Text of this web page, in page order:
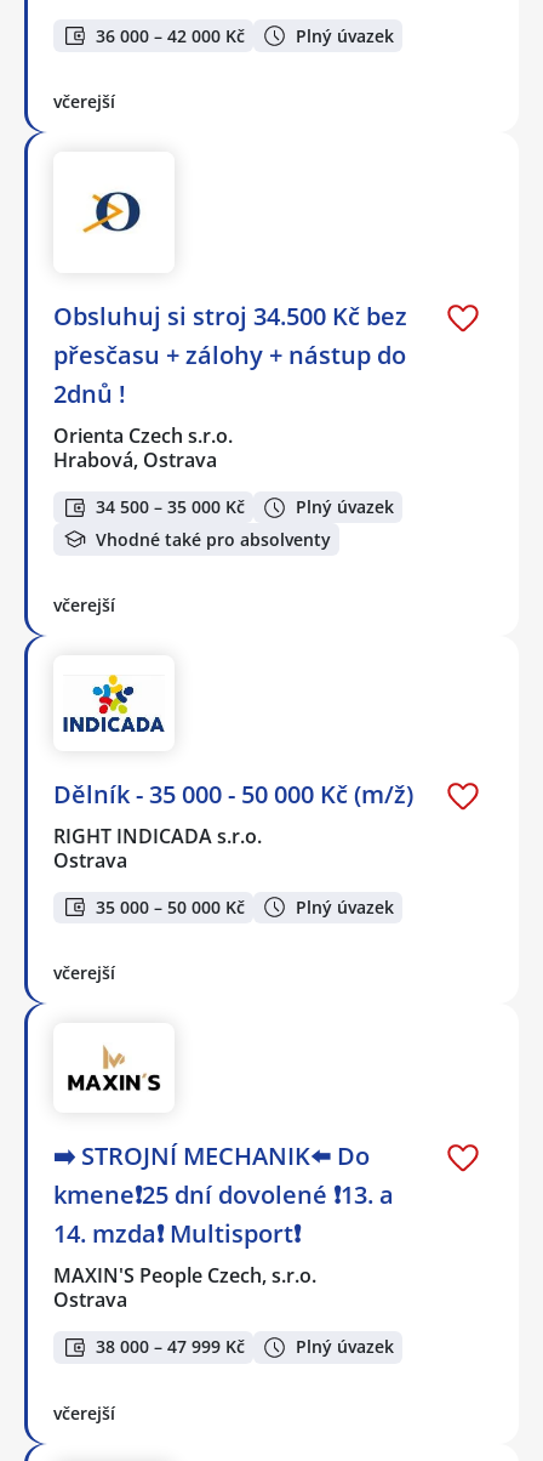
36 000 – 42 000 Kč Plný úvazek
včerejší
Obsluhuj si stroj 34.500 Kč bez
přesčasu + zálohy + nástup do
2dnů !
Orienta Czech s.r.o.
Hrabová, Ostrava
34 500 – 35 000 Kč
Plný úvazek
Vhodné také pro absolventy
včerejší
Dělník - 35 000 - 50 000 Kč (m/ž)
RIGHT INDICADA s.r.o.
Ostrava
35 000 – 50 000 Kč Plný úvazek
včerejší
➡️ STROJNÍ MECHANIK⬅️ Do
kmene❗25 dní dovolené ❗13. a
14. mzda❗ Multisport❗
MAXIN'S People Czech, s.r.o.
Ostrava
38 000 – 47 999 Kč Plný úvazek
včerejší